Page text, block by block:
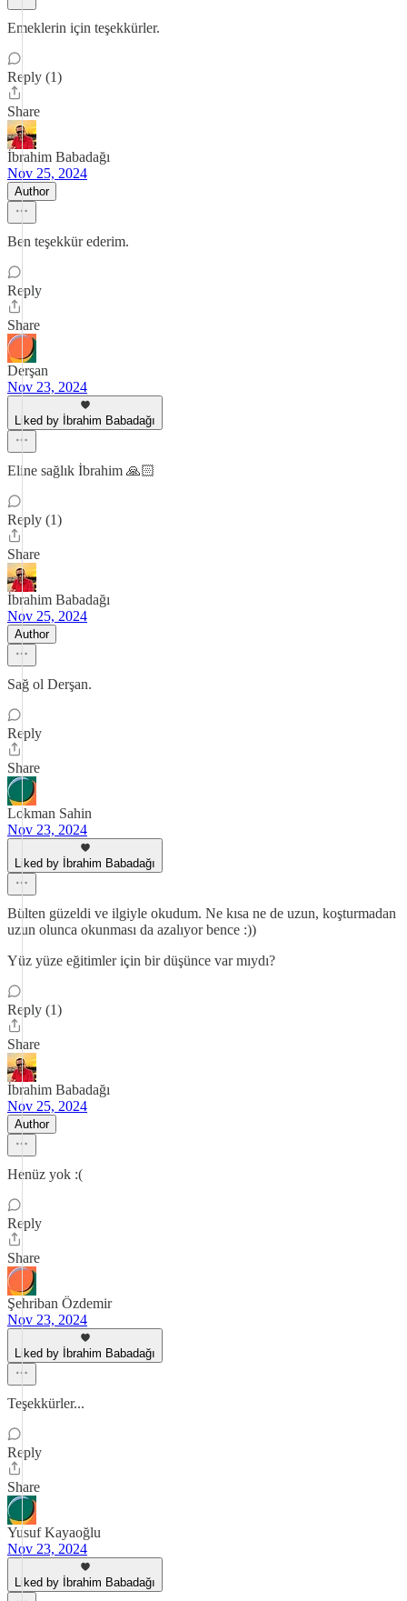
Emeklerin için teşekkürler.
Reply (1)
Share
İbrahim Babadağı
Nov 25, 2024
Author
Ben teşekkür ederim.
Reply
Share
Derşan
Nov 23, 2024
Liked by İbrahim Babadağı
Eline sağlık İbrahim 🙏🏻
Reply (1)
Share
İbrahim Babadağı
Nov 25, 2024
Author
Sağ ol Derşan.
Reply
Share
Lokman Sahin
Nov 23, 2024
Liked by İbrahim Babadağı
Bülten güzeldi ve ilgiyle okudum. Ne kısa ne de uzun, koşturmadan
uzun olunca okunması da azalıyor bence :))
Yüz yüze eğitimler için bir düşünce var mıydı?
Reply (1)
Share
İbrahim Babadağı
Nov 25, 2024
Author
Henüz yok :(
Reply
Share
Şehriban Özdemir
Nov 23, 2024
Liked by İbrahim Babadağı
Teşekkürler...
Reply
Share
Yusuf Kayaoğlu
Nov 23, 2024
Liked by İbrahim Babadağı